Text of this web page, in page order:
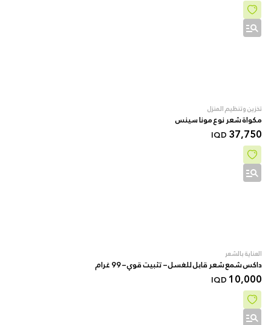
تخزين وتنظيم المنزل
مکواة شعر نوع مونا سینس
37,750
IQD
العناية بالشعر
داكس شمع شعر قابل للغسل – تثبيت قوي – 99 غرام
10,000
IQD